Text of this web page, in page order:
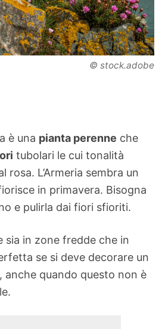
© stock.adobe
è una pianta perenne che
tubolari le cui tonalità
rosa. L’Armeria sembra un
in primavera. Bisogna
e pulirla dai fiori sfioriti.
sia in zone fredde che in
se si deve decorare un
, anche quando questo non è